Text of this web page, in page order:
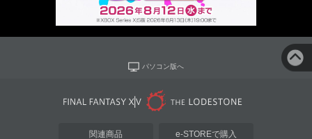
パソコン版へ
関連商品 e-STOREで購入